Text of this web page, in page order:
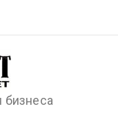
бизнеса